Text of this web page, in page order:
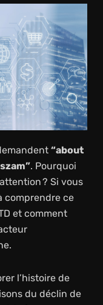
“about
. Pourquoi
? Si vous
comprendre ce
et comment
l’histoire de
du déclin de